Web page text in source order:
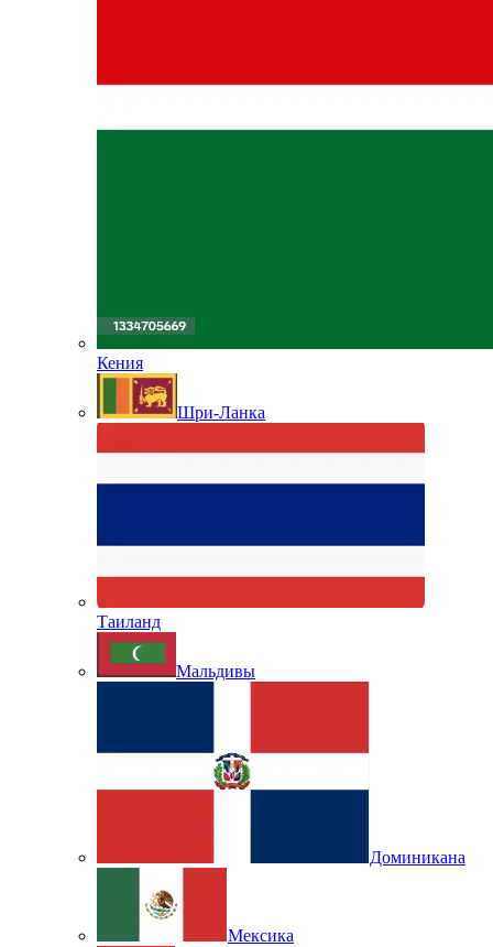
Кения
Шри-Ланка
Таиланд
Мальдивы
Доминикана
Мексика